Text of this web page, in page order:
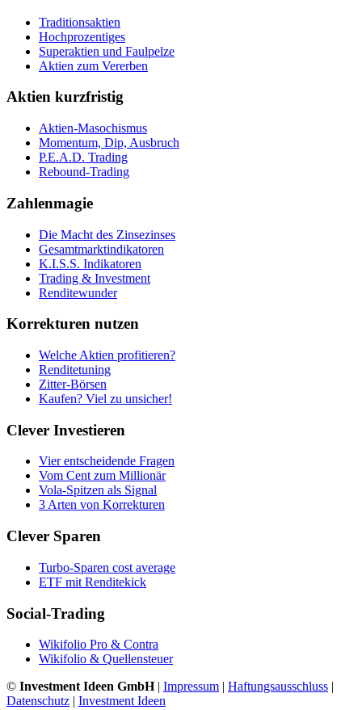
Traditionsaktien
Hochprozentiges
Superaktien und Faulpelze
Aktien zum Vererben
Aktien kurzfristig
Aktien-Masochismus
Momentum, Dip, Ausbruch
P.E.A.D. Trading
Rebound-Trading
Zahlenmagie
Die Macht des Zinsezinses
Gesamtmarktindikatoren
K.I.S.S. Indikatoren
Trading & Investment
Renditewunder
Korrekturen nutzen
Welche Aktien profitieren?
Renditetuning
Zitter-Börsen
Kaufen? Viel zu unsicher!
Clever Investieren
Vier entscheidende Fragen
Vom Cent zum Millionär
Vola-Spitzen als Signal
3 Arten von Korrekturen
Clever Sparen
Turbo-Sparen cost average
ETF mit Renditekick
Social-Trading
Wikifolio Pro & Contra
Wikifolio & Quellensteuer
© Investment Ideen GmbH| Impressum | Haftungsausschluss |
Datenschutz | Investment Ideen